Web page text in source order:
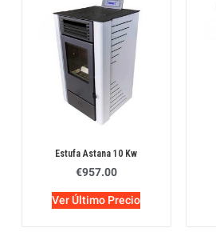
Estufa Astana 10 Kw
€957.00
Ver Último Precio